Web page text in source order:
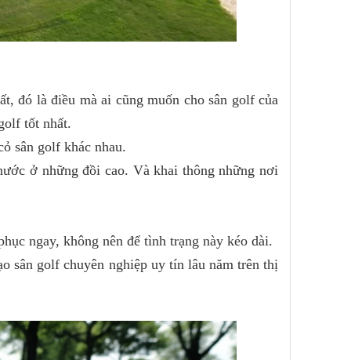
đó là điều mà ai cũng muốn cho sân golf của
tốt nhất.
sân golf khác nhau.
ở những đồi cao. Và khai thông những nơi
ngay, không nên để tình trạng này kéo dài.
sân golf chuyên nghiệp uy tín lâu năm trên thị